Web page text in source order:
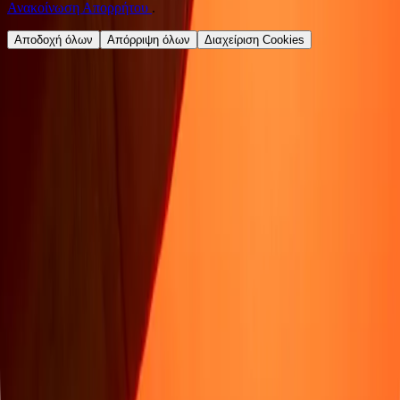
Ανακοίνωση Απορρήτου .
Αποδοχή όλων Απόρριψη όλων Διαχείριση Cookies